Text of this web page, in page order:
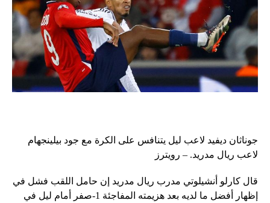
جوناثان ديفيد لاعب ليل يتنافس على الكرة مع جود بيلينجهام
لاعب ريال مدريد. – رويترز
قال كارلو أنشيلوتي مدرب ريال مدريد إن حامل اللقب فشل في
إظهار أفضل ما لديه بعد هزيمته المفاجئة 1-صفر أمام ليل في